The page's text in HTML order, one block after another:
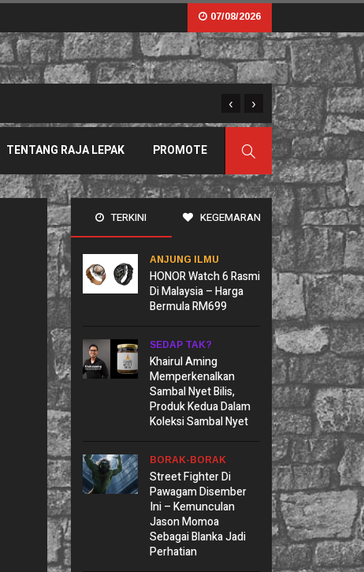
07/08/2026
Sama Tapi Tak Serupa:
‹ ›
TENTANG RAJA LEPAK PROMOTE
TERKINI KEGEMARAN
ANJUNG ILMU
HONOR Watch 6 Rasmi
Di Malaysia – Harga
Bermula RM699
SEDAP TAK?
Khairul Aming
Memperkenalkan
Sambal Nyet Bilis,
Produk Kedua Dalam
Koleksi Sambal Nyet
BORAK-BORAK
Street Fighter Di
Pawagam Disember
Ini – Kemunculan
Jason Momoa
Sebagai Blanka Jadi
Perhatian